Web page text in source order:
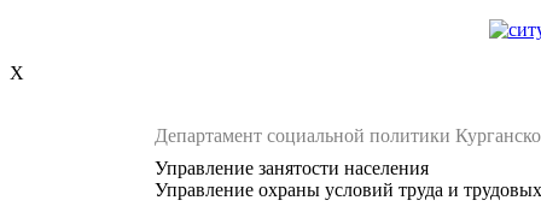
X
Департамент социальной политики
Управление занятости населения
Управление охраны условий труда и